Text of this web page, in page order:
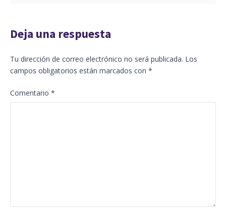
Deja una respuesta
Tu dirección de correo electrónico no será publicada. Los
campos obligatorios están marcados con *
Comentario *